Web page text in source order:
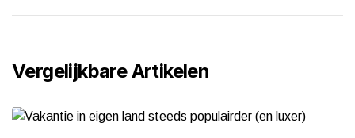
Vergelijkbare Artikelen